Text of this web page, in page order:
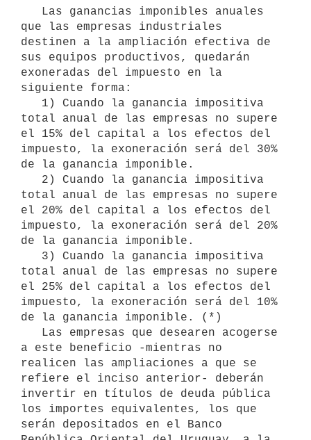
que las empresas industriales
destinen a la ampliación efectiva de
sus equipos productivos, quedarán
exoneradas del impuesto en la
siguiente forma:
total anual de las empresas no supere
el 15% del capital a los efectos del
impuesto, la exoneración será del 30%
de la ganancia imponible.
total anual de las empresas no supere
el 20% del capital a los efectos del
impuesto, la exoneración será del 20%
de la ganancia imponible.
total anual de las empresas no supere
el 25% del capital a los efectos del
impuesto, la exoneración será del 10%
de la ganancia imponible. (*)
a este beneficio -mientras no
realicen las ampliaciones a que se
refiere el inciso anterior- deberán
invertir en títulos de deuda pública
los importes equivalentes, los que
serán depositados en el Banco